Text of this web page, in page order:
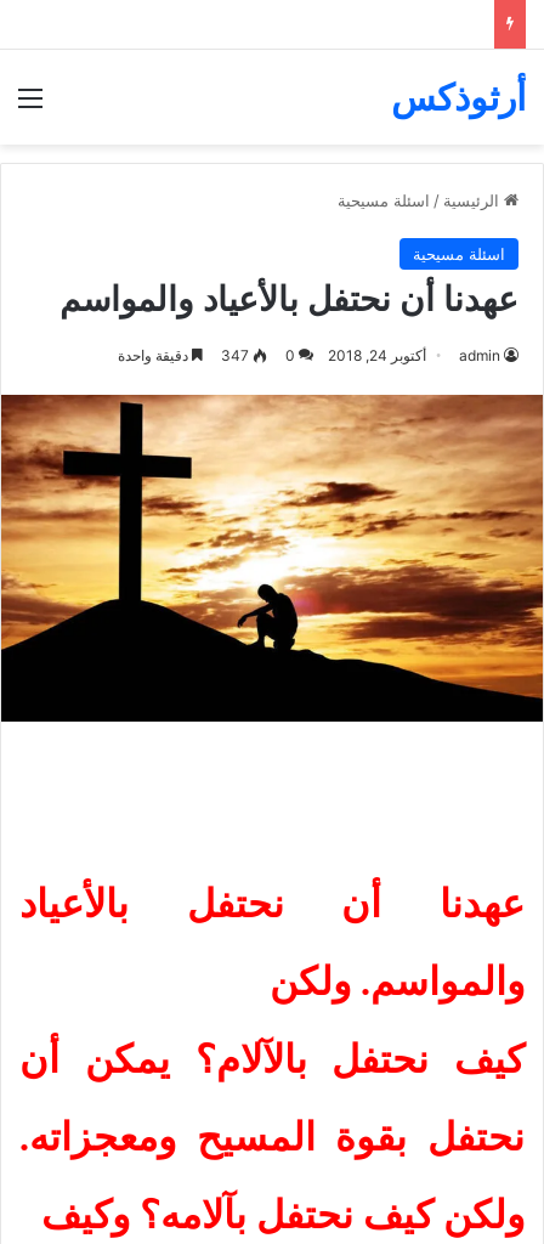
أرثوذكس
الرئيسية / اسئلة مسيحية
اسئلة مسيحية
عهدنا أن نحتفل بالأعياد والمواسم
admin أكتوبر 24, 2018 0
347 دقيقة واحدة
عهدنا أن نحتفل بالأعياد
والمواسم. ولكن
كيف نحتفل بالآلام؟ يمكن أن
نحتفل بقوة المسيح ومعجزاته.
ولكن كيف نحتفل بآلامه؟ وكيف